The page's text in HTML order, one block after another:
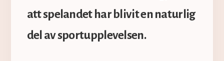
att spelandet har blivit en naturlig
del av sportupplevelsen.